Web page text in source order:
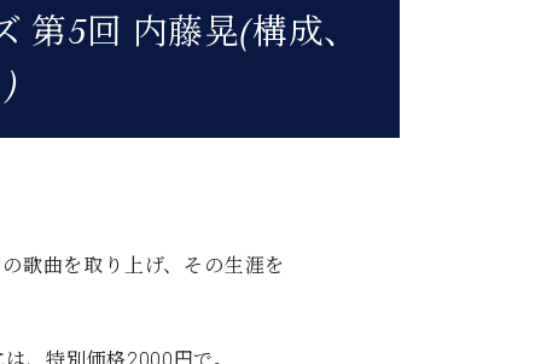
社：八王子・技術営業センター
古】
採用情報
ベヒシュタイン・ジャパンブログ
第5回 内藤晃(構成、
歌曲を取り上げ、その生涯を
、特別価格2000円で。